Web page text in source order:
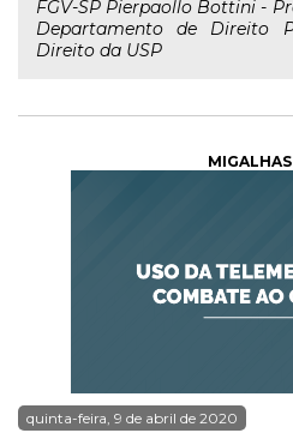
FGV-SP Pierpaollo Bottini -
Departamento de Direito
Direito da USP
quinta-feira, 9 de abril de 2020